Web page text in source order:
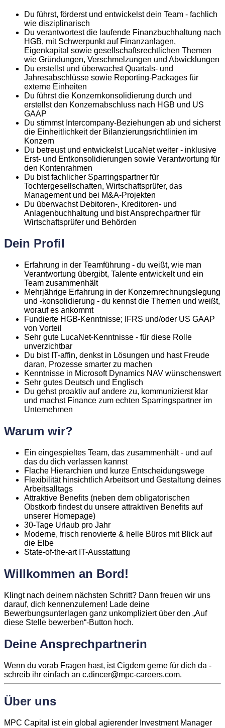
Du führst, förderst und entwickelst dein Team - fachlich
wie disziplinarisch
Du verantwortest die laufende Finanzbuchhaltung nach
HGB, mit Schwerpunkt auf Finanzanlagen,
Eigenkapital sowie gesellschaftsrechtlichen Themen
wie Gründungen, Verschmelzungen und Abwicklungen
Du erstellst und überwachst Quartals- und
Jahresabschlüsse sowie Reporting-Packages für
externe Einheiten
Du führst die Konzernkonsolidierung durch und
erstellst den Konzernabschluss nach HGB und US
GAAP
Du stimmst Intercompany-Beziehungen ab und sicherst
die Einheitlichkeit der Bilanzierungsrichtlinien im
Konzern
Du betreust und entwickelst LucaNet weiter - inklusive
Erst- und Entkonsolidierungen sowie Verantwortung für
den Kontenrahmen
Du bist fachlicher Sparringspartner für
Tochtergesellschaften, Wirtschaftsprüfer, das
Management und bei M&A-Projekten
Du überwachst Debitoren-, Kreditoren- und
Anlagenbuchhaltung und bist Ansprechpartner für
Wirtschaftsprüfer und Behörden
Dein Profil
Erfahrung in der Teamführung - du weißt, wie man
Verantwortung übergibt, Talente entwickelt und ein
Team zusammenhält
Mehrjährige Erfahrung in der Konzernrechnungslegung
und -konsolidierung - du kennst die Themen und weißt,
worauf es ankommt
Fundierte HGB-Kenntnisse; IFRS und/oder US GAAP
von Vorteil
Sehr gute LucaNet-Kenntnisse - für diese Rolle
unverzichtbar
Du bist IT-affin, denkst in Lösungen und hast Freude
daran, Prozesse smarter zu machen
Kenntnisse in Microsoft Dynamics NAV wünschenswert
Sehr gutes Deutsch und Englisch
Du gehst proaktiv auf andere zu, kommunizierst klar
und machst Finance zum echten Sparringspartner im
Unternehmen
Warum wir?
Ein eingespieltes Team, das zusammenhält - und auf
das du dich verlassen kannst
Flache Hierarchien und kurze Entscheidungswege
Flexibilität hinsichtlich Arbeitsort und Gestaltung deines
Arbeitsalltags
Attraktive Benefits (neben dem obligatorischen
Obstkorb findest du unsere attraktiven Benefits auf
unserer Homepage)
30-Tage Urlaub pro Jahr
Moderne, frisch renovierte & helle Büros mit Blick auf
die Elbe
State-of-the-art IT-Ausstattung
Willkommen an Bord!
Klingt nach deinem nächsten Schritt? Dann freuen wir uns
darauf, dich kennenzulernen! Lade deine
Bewerbungsunterlagen ganz unkompliziert über den „Auf
diese Stelle bewerben“-Button hoch.
Deine Ansprechpartnerin
Wenn du vorab Fragen hast, ist Cigdem gerne für dich da -
schreib ihr einfach an c.dincer@mpc-careers.com.
Über uns
MPC Capital ist ein global agierender Investment Manager